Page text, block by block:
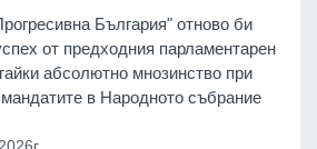
България" отново би
от предходния парламентарен
абсолютно мнозинство при
в Народното събрание